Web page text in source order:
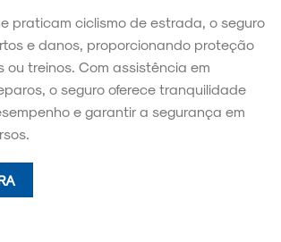
praticam ciclismo de estrada, o seguro
e danos, proporcionando proteção
ou treinos. Com assistência em
o seguro oferece tranquilidade
e garantir a segurança em